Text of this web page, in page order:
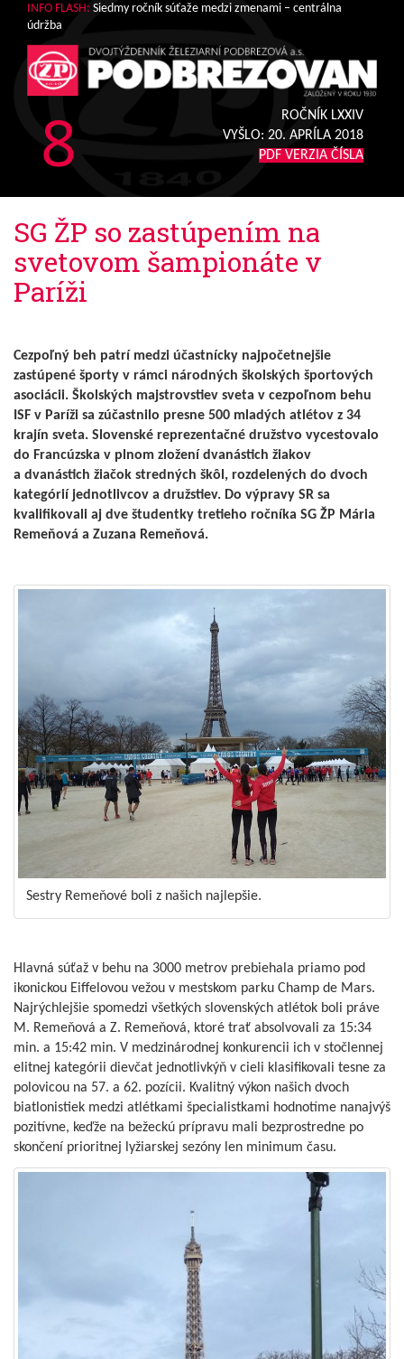
INFO FLASH: Siedmy ročník súťaže medzi zmenami – centrálna
údržba
8
ROČNÍK LXXIV
VYŠLO: 20. APRÍLA 2018
PDF VERZIA ČÍSLA
SG ŽP so zastúpením na
svetovom šampionáte v
Paríži
Cezpoľný beh patrí medzi účastnícky najpočetnejšie
zastúpené športy v rámci národných školských športových
asociácii. Školských majstrovstiev sveta v cezpoľnom behu
ISF v Paríži sa zúčastnilo presne 500 mladých atlétov z 34
krajín sveta. Slovenské reprezentačné družstvo vycestovalo
do Francúzska v plnom zložení dvanástich žiakov
a dvanástich žiačok stredných škôl, rozdelených do dvoch
kategórií jednotlivcov a družstiev. Do výpravy SR sa
kvalifikovali aj dve študentky tretieho ročníka SG ŽP Mária
Remeňová a Zuzana Remeňová.
Sestry Remeňové boli z našich najlepšie.
Hlavná súťaž v behu na 3000 metrov prebiehala priamo pod
ikonickou Eiffelovou vežou v mestskom parku Champ de Mars.
Najrýchlejšie spomedzi všetkých slovenských atlétok boli práve
M. Remeňová a Z. Remeňová, ktoré trať absolvovali za 15:34
min. a 15:42 min. V medzinárodnej konkurencii ich v stočlennej
elitnej kategórii dievčat jednotlivkýň v cieli klasifikovali tesne za
polovicou na 57. a 62. pozícii. Kvalitný výkon našich dvoch
biatlonistiek medzi atlétkami špecialistkami hodnotíme nanajvýš
pozitívne, keďže na bežeckú prípravu mali bezprostredne po
skončení prioritnej lyžiarskej sezóny len minimum času.